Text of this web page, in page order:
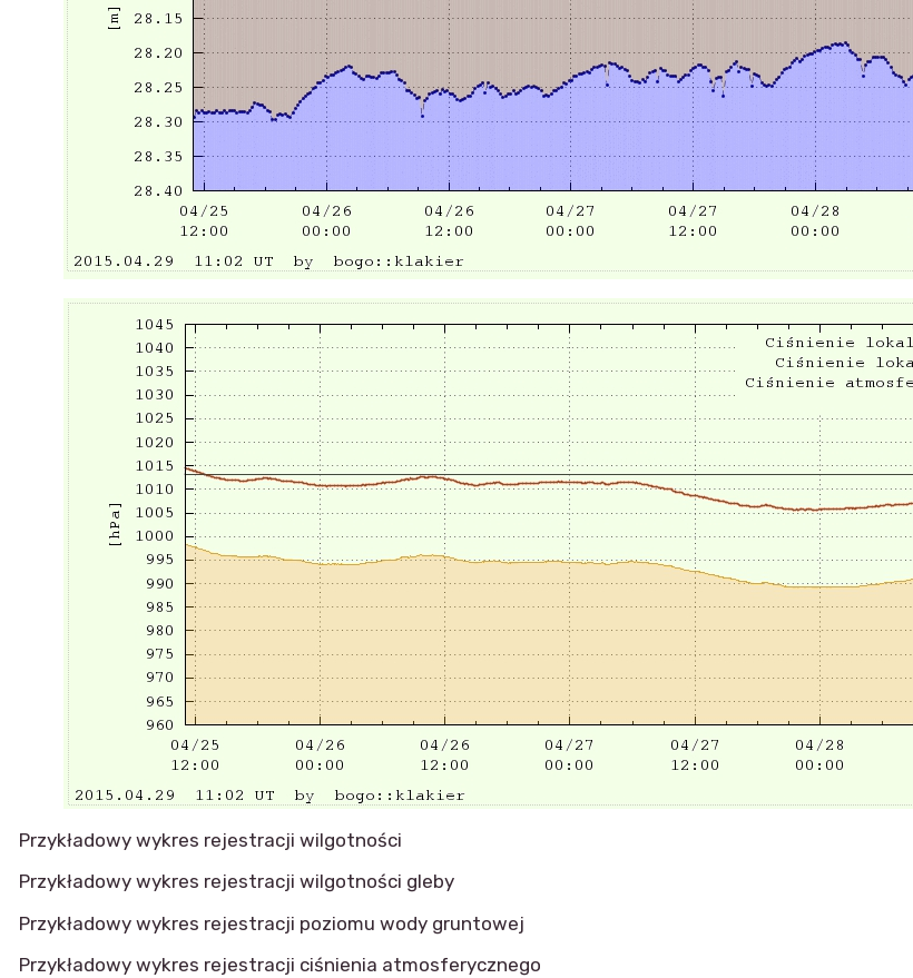
Przykładowy wykres rejestracji wilgotności
Przykładowy wykres rejestracji wilgotności gleby
Przykładowy wykres rejestracji poziomu wody gruntowej
Przykładowy wykres rejestracji ciśnienia atmosferycznego